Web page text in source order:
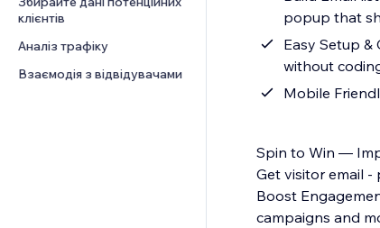
клієнтів
Аналіз трафіку
Взаємодія з відвідувачами
popup that
Easy Setup
without
Mobile
Spin to Win —
Get visitor email
Boost
campaigns and